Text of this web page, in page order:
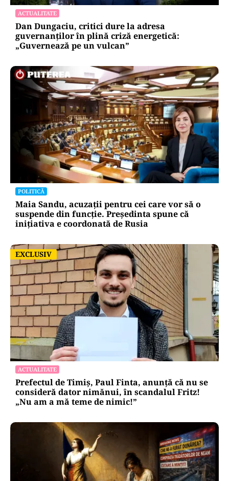
ACTUALITATE
Dan Dungaciu, critici dure la adresa
guvernanților în plină criză energetică:
„Guvernează pe un vulcan”
POLITICĂ
Maia Sandu, acuzații pentru cei care vor să o
suspende din funcție. Președinta spune că
inițiativa e coordonată de Rusia
EXCLUSIV
EXCLUSIV
ACTUALITATE
Prefectul de Timiș, Paul Finta, anunță că nu se
consideră dator nimănui, în scandalul Fritz!
„Nu am a mă teme de nimic!”